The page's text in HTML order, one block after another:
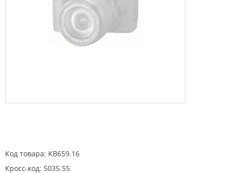
Код товара: KB659.16
Кросс-код: 5035.55